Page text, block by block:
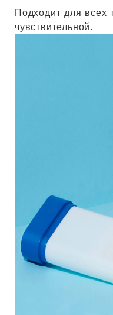
Подходит для всех
чувствительной.